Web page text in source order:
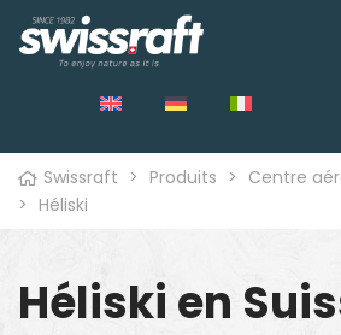
Swissraft > Produits > Centre
> Héliski
Héliski en